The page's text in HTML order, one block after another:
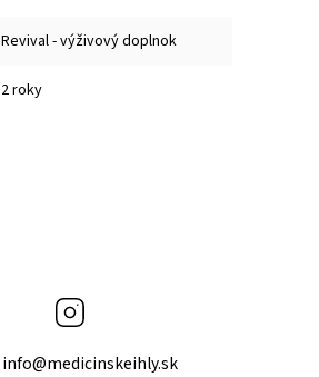
Revival - výživový doplnok
2 roky
info@medicinskeihly.sk